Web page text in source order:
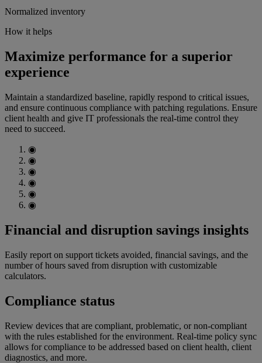
Normalized inventory
How it helps
Maximize performance for a superior
experience
Maintain a standardized baseline, rapidly respond to critical issues,
and ensure continuous compliance with patching regulations. Ensure
client health and give IT professionals the real-time control they
need to succeed.
◉
◉
◉
◉
◉
◉
Financial and disruption savings insights
Easily report on support tickets avoided, financial savings, and the
number of hours saved from disruption with customizable
calculators.
Compliance status
Review devices that are compliant, problematic, or non-compliant
with the rules established for the environment. Real-time policy sync
allows for compliance to be addressed based on client health, client
diagnostics, and more.